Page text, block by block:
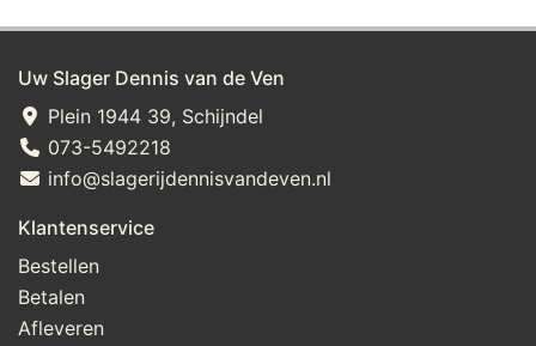
Uw Slager Dennis van de Ven
Plein 1944 39, Schijndel
073-5492218
info@slagerijdennisvandeven.nl
Klantenservice
Bestellen
Betalen
Afleveren